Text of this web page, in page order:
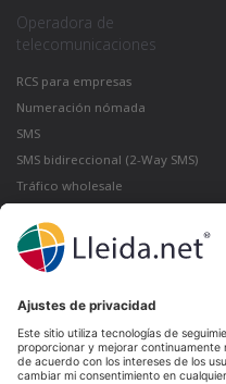
Operadora de
telecomunicaciones
RCS para empresas
Numeración nómada
SMS
SMS bidireccional (2-Way SMS)
Tráfico wholesale
Lleida · Madrid ·
Santiago de Chile ·